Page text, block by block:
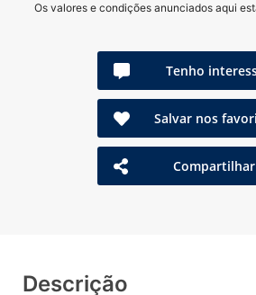
Os valores e condições anunciados aqui
Tenho
Salvar nos
Compartilhar
Descrição